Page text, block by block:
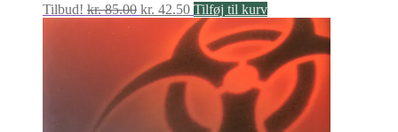
Tilbud! kr.85.00 Den
oprindelige
kr. 85.00.
kr. 42.50Den
aktuelle
pris
er:
kr. 42.50.
Tilføj til kurv